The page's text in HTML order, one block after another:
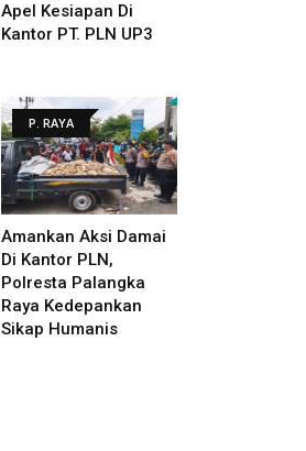
Apel Kesiapan Di
Kantor PT. PLN UP3
P. RAYA
Amankan Aksi Damai
Di Kantor PLN,
Polresta Palangka
Raya Kedepankan
Sikap Humanis